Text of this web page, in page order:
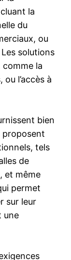
la
du
ou
solutions
la
l’accès à
bien
proposent
tels
de
et même
permet
sur leur
une